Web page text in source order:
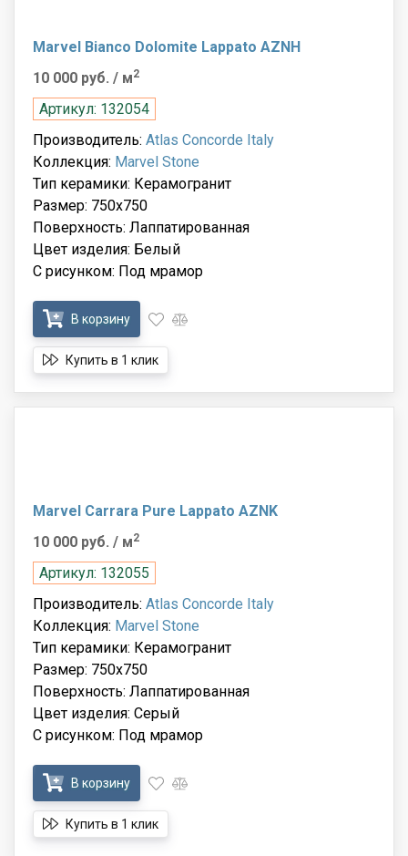
Marvel Bianco Dolomite Lappato AZNH
10 000 руб. / м2
Артикул: 132054
Производитель: Atlas Concorde Italy
Коллекция: Marvel Stone
Тип керамики: Керамогранит
Размер: 750x750
Поверхность: Лаппатированная
Цвет изделия: Белый
С рисунком: Под мрамор
В корзину
Купить в 1 клик
Marvel Carrara Pure Lappato AZNK
10 000 руб. / м2
Артикул: 132055
Производитель: Atlas Concorde Italy
Коллекция: Marvel Stone
Тип керамики: Керамогранит
Размер: 750x750
Поверхность: Лаппатированная
Цвет изделия: Серый
С рисунком: Под мрамор
В корзину
Купить в 1 клик